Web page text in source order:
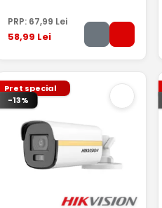
PRP: 67,99 Lei
58,99 Lei
Pret special
-13%